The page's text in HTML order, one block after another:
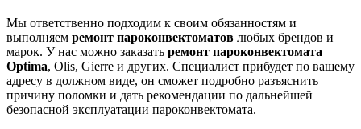
Мы ответственно подходим к своим обязанностям и
выполняем ремонт пароконвектоматов любых брендов и
марок. У нас можно заказать ремонт пароконвектомата
Optima, Olis, Gierre и других. Специалист прибудет по вашему
адресу в должном виде, он сможет подробно разъяснить
причину поломки и дать рекомендации по дальнейшей
безопасной эксплуатации пароконвектомата.